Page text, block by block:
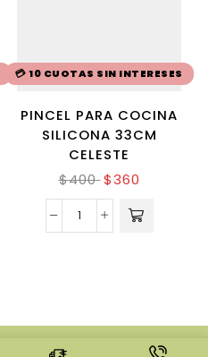
💳 10 CUOTAS SIN INTERESES
PINCEL PARA COCINA
SILICONA 33CM
CELESTE
$400 $360
- POWER ELITE